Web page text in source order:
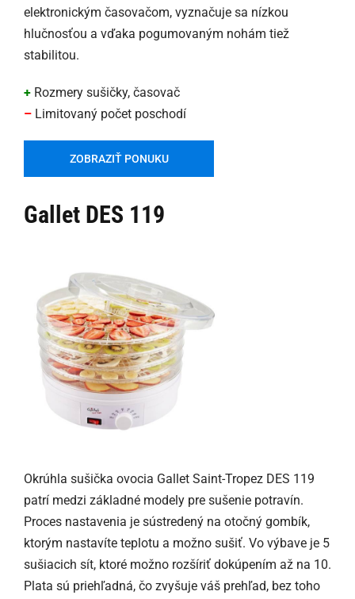
elektronickým časovačom, vyznačuje sa nízkou
hlučnosťou a vďaka pogumovaným nohám tiež
stabilitou.
+ Rozmery sušičky, časovač
– Limitovaný počet poschodí
ZOBRAZIŤ PONUKU
Gallet DES 119
Okrúhla sušička ovocia Gallet Saint-Tropez DES 119
patrí medzi základné modely pre sušenie potravín.
Proces nastavenia je sústredený na otočný gombík,
ktorým nastavíte teplotu a možno sušiť. Vo výbave je 5
sušiacich sít, ktoré možno rozšíriť dokúpením až na 10.
Plata sú priehľadná, čo zvyšuje váš prehľad, bez toho